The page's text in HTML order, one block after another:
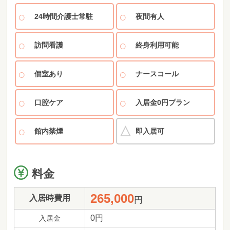
24時間介護士常駐 夜間有人
訪問看護 終身利用可能
個室あり ナースコール
口腔ケア 入居金0円プラン
館内禁煙 即入居可
料金
入居時費用 265,000円
入居金 0円